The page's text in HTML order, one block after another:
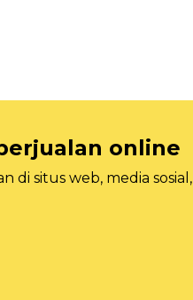
online
situs web, media sosial,